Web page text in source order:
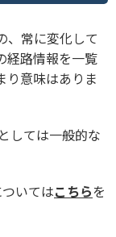
、常に変化して
経路情報を一覧
り意味はありま
しては一般的な
いてはこちらを